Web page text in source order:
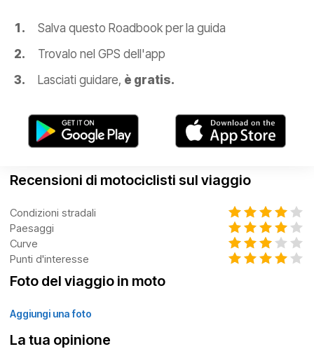
Salva questo Roadbook per la guida
Trovalo nel GPS dell'app
Lasciati guidare, è gratis.
Recensioni di motociclisti sul viaggio
Condizioni stradali
Paesaggi
Curve
Punti d'interesse
Foto del viaggio in moto
Aggiungi una foto
La tua opinione